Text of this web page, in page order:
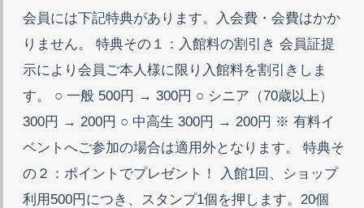
会員には下記特典があります。入会費・会費はかか
りません。 特典その１：入館料の割引き 会員証提
示により会員ご本人様に限り入館料を割引きしま
す。 ○ 一般 500円 → 300円 ○ シニア（70歳以上）
300円 → 200円 ○ 中高生 300円 → 200円 ※ 有料イ
ベントへご参加の場合は適用外となります。 特典そ
の２：ポイントでプレゼント！ 入館1回、ショップ
利用500円につき、スタンプ1個を押します。20個